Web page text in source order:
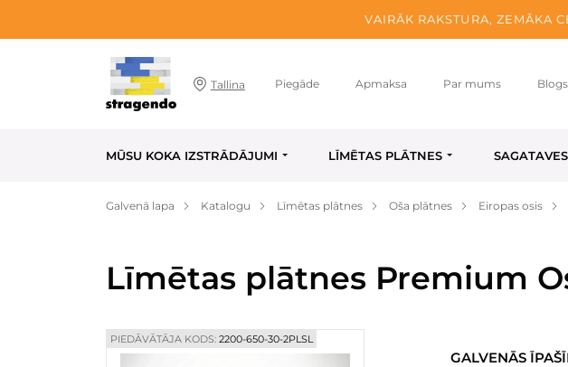
VAIRĀK RAKSTURA, ZEMĀKA
Tallina Piegāde Apmaksa Par mums Blogs
MŪSU KOKA IZSTRĀDĀJUMI LĪMĒTAS PLĀTNES SAGATAVES
Galvenā lapa Katalogu Līmētas plātnes Oša plātnes Eiropas osis
Līmētas plātnes Premium
PIEDĀVĀTĀJA KODS: 2200-650-30-2PLSL
GALVENĀS